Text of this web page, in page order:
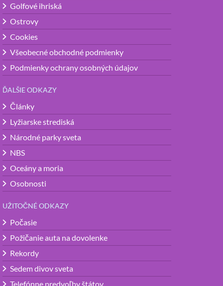
Golfové ihriská
Ostrovy
Cookies
Všeobecné obchodné podmienky
Podmienky ochrany osobných údajov
ĎALŠIE ODKAZY
Články
Lyžiarske strediská
Národné parky sveta
NBS
Oceány a moria
Osobnosti
UŽITOČNÉ ODKAZY
Počasie
Požičanie auta na dovolenke
Rekordy
Sedem divov sveta
Telefónne predvoľby štátov